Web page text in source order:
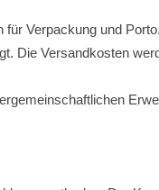
Verpackung und
Die Versandkosten